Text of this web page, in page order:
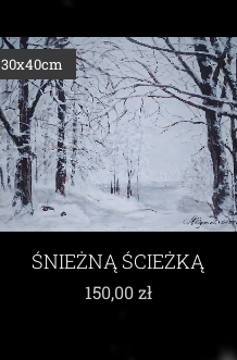
ŚNIEŻNĄ ŚCIEŻKĄ
30x40cm
150,00zł